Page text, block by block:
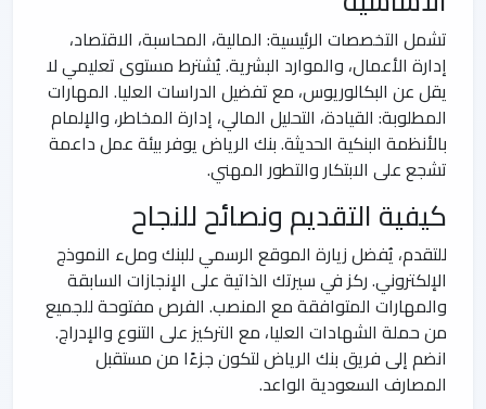
تشمل التخصصات الرئيسية: المالية، المحاسبة، الاقتصاد،
إدارة الأعمال، والموارد البشرية. يُشترط مستوى تعليمي لا
يقل عن البكالوريوس، مع تفضيل الدراسات العليا. المهارات
المطلوبة: القيادة، التحليل المالي، إدارة المخاطر، والإلمام
بالأنظمة البنكية الحديثة. بنك الرياض يوفر بيئة عمل داعمة
تشجع على الابتكار والتطور المهني.
كيفية التقديم ونصائح للنجاح
للتقدم، يُفضل زيارة الموقع الرسمي للبنك وملء النموذج
الإلكتروني. ركز في سيرتك الذاتية على الإنجازات السابقة
والمهارات المتوافقة مع المنصب. الفرص مفتوحة للجميع
من حملة الشهادات العليا، مع التركيز على التنوع والإدراج.
انضم إلى فريق بنك الرياض لتكون جزءًا من مستقبل
المصارف السعودية الواعد.